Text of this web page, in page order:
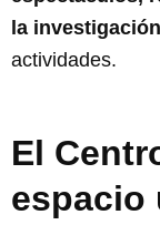
la investigación
actividades.
El
espacio